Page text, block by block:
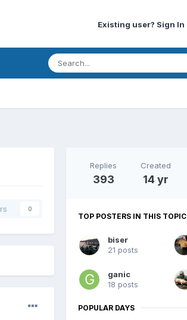
Existing user? Sign In
0
Replies
393
Created
14 yr
TOP POSTERS IN THIS TOPIC
biser
21 posts
ganic
18 posts
POPULAR DAYS